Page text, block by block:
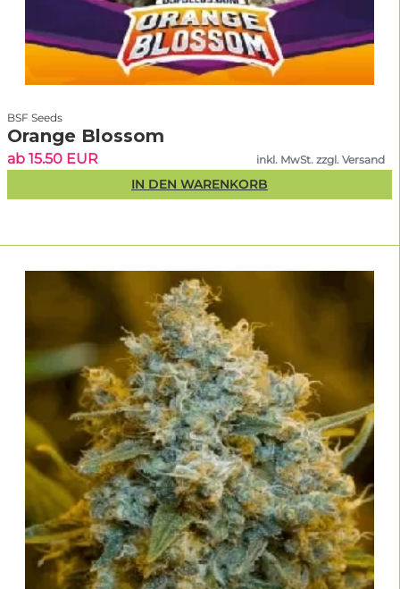
BSF Seeds
Orange Blossom
ab 15.50 EUR inkl. MwSt. zzgl. Versand
IN DEN WARENKORB